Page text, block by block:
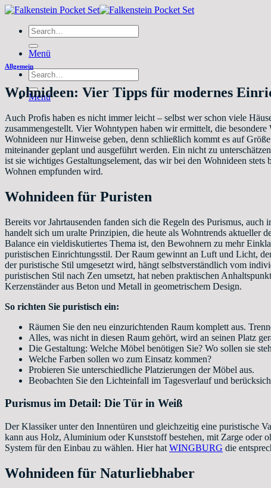
Zum
springenSearch
for:
Menü
Search
for:
Menü
Allgemein
Wohnideen: Vier Tipps für modernes
Auch Profis haben es nicht immer leicht – selbst wer schon viele
zusammengestellt. Vier Wohntypen haben wir ermittelt, die
Wohnideen nur Hinweise geben, denn schließlich kommt es auf
miteinander geplant und ausgeführt werden. Ein nicht zu
ist sie wichtiges Gestaltungselement, das wir bei den Wohnideen
Wohnen empfunden wird.
Wohnideen für Puristen
Bereits vor Jahrtausenden fanden sich die Regeln des Purismus,
handelt sich um uralte Prinzipien, die heute als Wohntrends
Balance ein vieldiskutiertes Thema ist, den Bewohnern zu mehr
puristischen Einrichtungsstil. Der Raum gewinnt an Luft und Licht,
der puristische Stil umgesetzt wird, hängt selbstverständlich vom
puristischen Stil nach Zen umsetzt, hat neben praktischen
Kerzenständer aus Beton und Metall in geometrischem Design.
So richten Sie puristisch ein:
Räumen Sie den neu einzurichtenden Raum komplett aus.
Alles, was nicht in diesen Raum gehört, wird an seinen Platz
Die Gestaltung: Welche Möbel benötigen Sie? Wo sollen sie
Welche Farben sollen wo zum Einsatz kommen?
Probieren Sie unterschiedliche Platzierungen der Möbel aus.
Beobachten Sie den Lichteinfall im Tagesverlauf und
Purismus im Detail: Die Tür in Weiß
Der Klassiker unter den Innentüren und gleichzeitig eine puristische
kann aus Holz, Aluminium oder Kunststoff bestehen, mit Zarge oder
System für den Einbau zu wählen. Hier hat WINGBURG die
Wohnideen für Naturliebhaber